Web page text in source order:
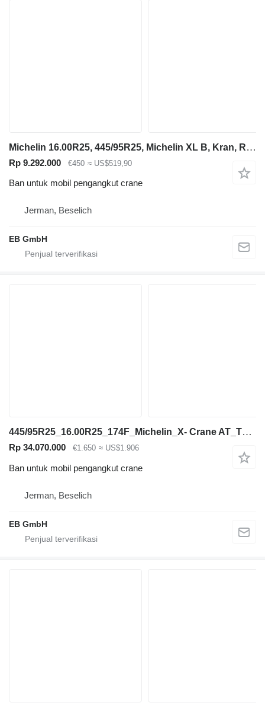
Michelin 16.00R25, 445/95R25, Michelin XL B, Kran, Reifen, Autokran
Rp 9.292.000 €450 ≈ US$519,90
Ban untuk mobil pengangkut crane
Jerman, Beselich
EB GmbH
445/95R25_16.00R25_174F_Michelin_X- Crane AT_TL_MPT_Kranreifen
Rp 34.070.000 €1.650 ≈ US$1.906
Ban untuk mobil pengangkut crane
Jerman, Beselich
EB GmbH